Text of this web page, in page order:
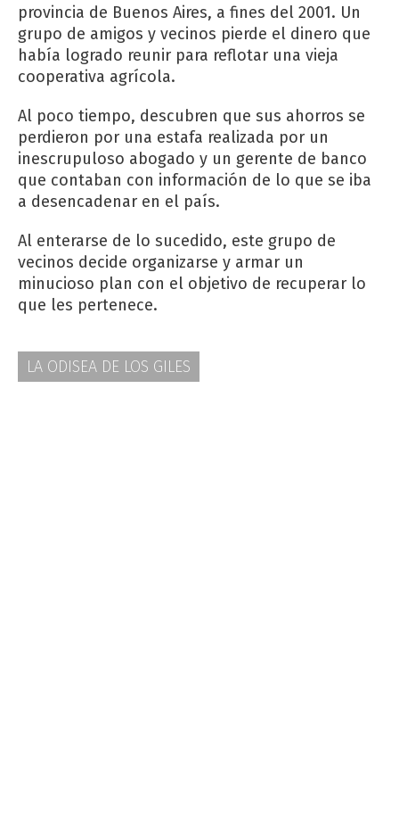
provincia de Buenos Aires, a fines del 2001. Un
grupo de amigos y vecinos pierde el dinero que
había logrado reunir para reflotar una vieja
cooperativa agrícola.
Al poco tiempo, descubren que sus ahorros se
perdieron por una estafa realizada por un
inescrupuloso abogado y un gerente de banco
que contaban con información de lo que se iba
a desencadenar en el país.
Al enterarse de lo sucedido, este grupo de
vecinos decide organizarse y armar un
minucioso plan con el objetivo de recuperar lo
que les pertenece.
LA ODISEA DE LOS GILES